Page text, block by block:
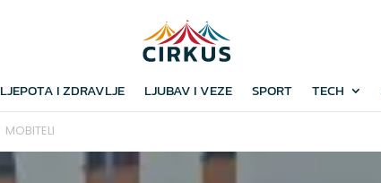
LJEPOTA I ZDRAVLJE LJUBAV I VEZE SPORT TECH